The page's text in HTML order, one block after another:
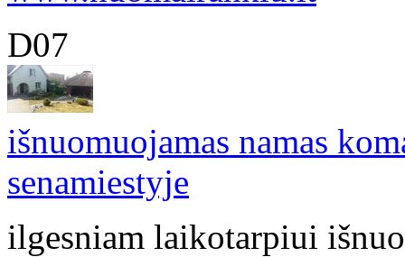
D07
išnuomuojamas namas
senamiestyje
ilgesniam laikotarpiui